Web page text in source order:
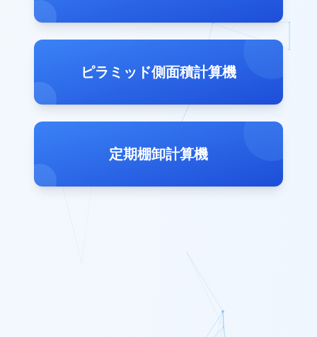
ピラミッド側面積計算機
定期棚卸計算機